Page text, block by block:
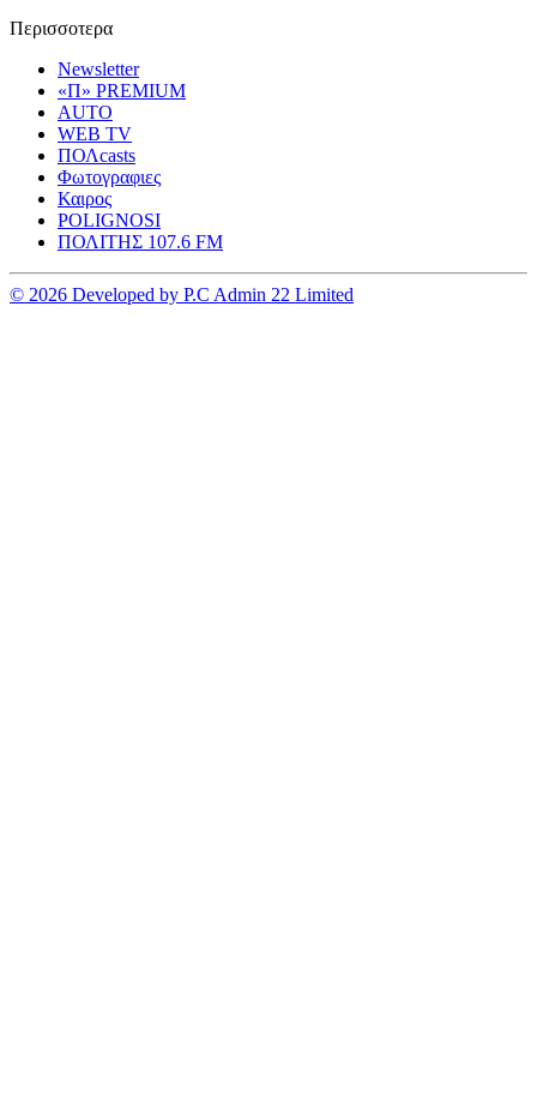
Περισσοτερα
Newsletter
«Π» PREMIUM
AUTO
WEB TV
ΠΟΛcasts
Φωτογραφιες
Καιρος
POLIGNOSI
ΠΟΛΙΤΗΣ 107.6 FM
© 2026 Developed by P.C Admin 22 Limited